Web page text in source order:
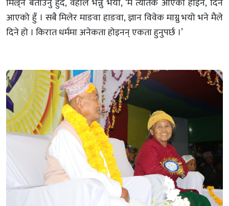
आएको हुँ । सबै मिलेर माङवा हाङवा, ज्ञान विवेक माग्नु भयो भने मैले
दिने हो । किरात धर्ममा अनेकता होइनन् एकता हुनुपर्छ ।’